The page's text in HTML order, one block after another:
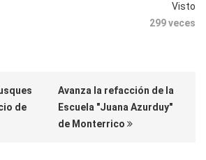
Visto
299 veces
de
Avanza la refacción de la
Escuela "Juana Azurduy"
de Monterrico